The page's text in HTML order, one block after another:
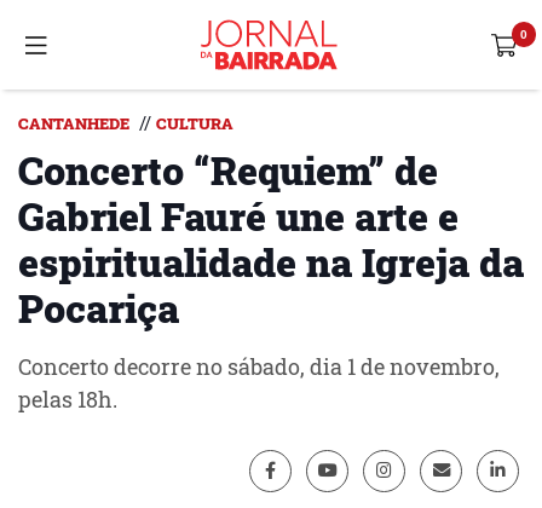
CANTANHEDE // CULTURA
Concerto “Requiem” de
Gabriel Fauré une arte e
espiritualidade na Igreja da
Pocariça
Concerto decorre no sábado, dia 1 de novembro,
pelas 18h.